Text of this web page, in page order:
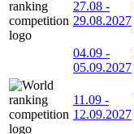
27.08 -
29.08.2027
04.09 -
05.09.2027
11.09 -
12.09.2027